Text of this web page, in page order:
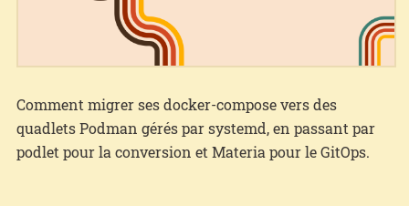
Comment migrer ses docker-compose vers des
quadlets Podman gérés par systemd, en passant par
podlet pour la conversion et Materia pour le GitOps.